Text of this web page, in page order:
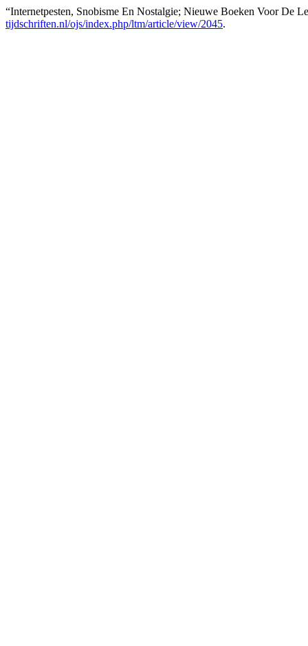
“Internetpesten, Snobisme En Nostalgie; Nieuwe Boeken Voor De
tijdschriften.nl/ojs/index.php/ltm/article/view/2045.